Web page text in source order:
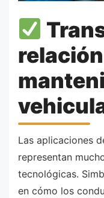
Las aplicaciones
representan
tecnológicas.
en cómo los